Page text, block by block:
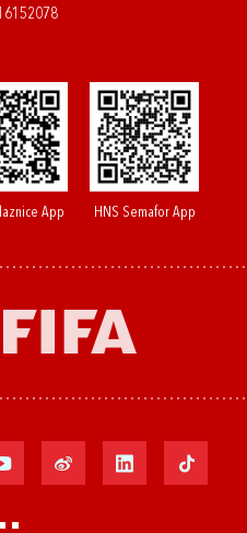
App HNS Semafor App